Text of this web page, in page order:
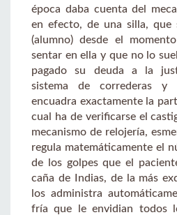
época daba cuenta del
en efecto, de una silla, que
(alumno) desde el
sentar en ella y que no lo
pagado su deuda a la
sistema de correderas y
encuadra exactamente la
cual ha de verificarse el
mecanismo de relojería,
regula matemáticamente el
de los golpes que el
caña de Indias, de la más
los administra
fría que le envidian todos